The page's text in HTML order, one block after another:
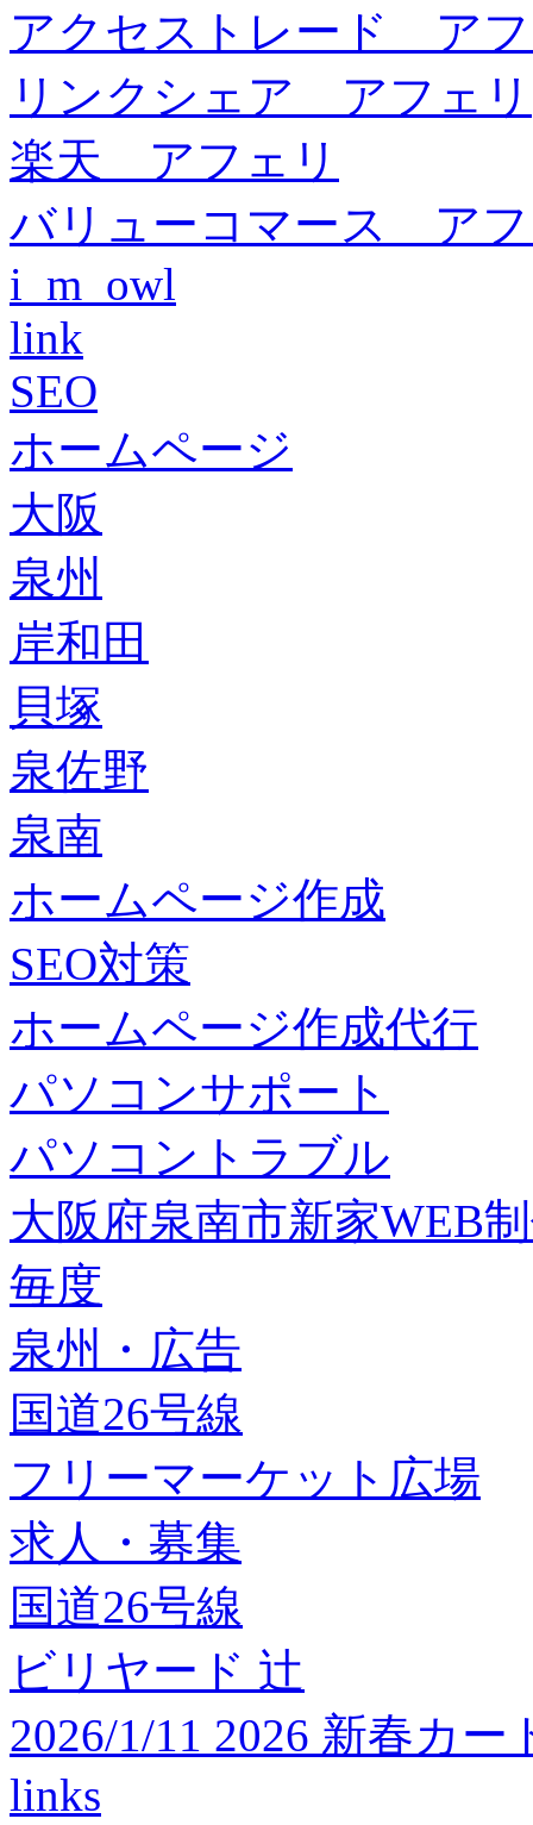
アクセストレード ア
リンクシェア アフェリ
楽天 アフェリ
バリューコマース ア
i_m_owl
link
SEO
ホームページ
大阪
泉州
岸和田
貝塚
泉佐野
泉南
ホームページ作成
SEO対策
ホームページ作成代行
パソコンサポート
パソコントラブル
大阪府泉南市新家WEB
毎度
泉州・広告
国道26号線
フリーマーケット広場
求人・募集
国道26号線
ビリヤード 辻
2026/1/11 2026 新春カ
links